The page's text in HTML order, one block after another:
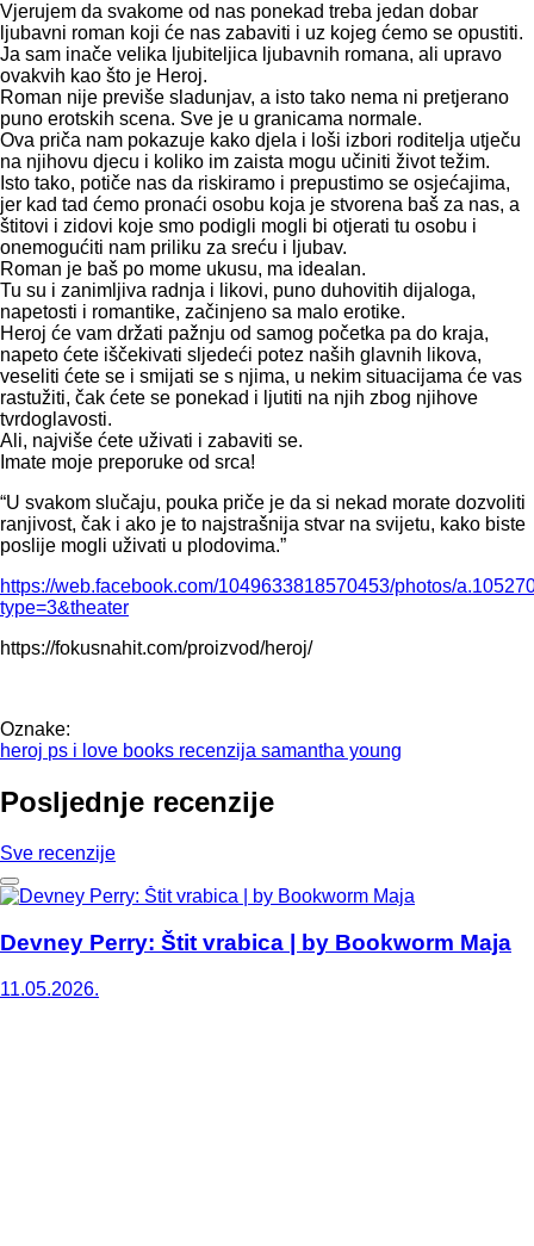
Vjerujem da svakome od nas ponekad treba jedan dobar
ljubavni roman koji će nas zabaviti i uz kojeg ćemo se opustiti.
Ja sam inače velika ljubiteljica ljubavnih romana, ali upravo
ovakvih kao što je Heroj.
Roman nije previše sladunjav, a isto tako nema ni pretjerano
puno erotskih scena. Sve je u granicama normale.
Ova priča nam pokazuje kako djela i loši izbori roditelja utječu
na njihovu djecu i koliko im zaista mogu učiniti život težim.
Isto tako, potiče nas da riskiramo i prepustimo se osjećajima,
jer kad tad ćemo pronaći osobu koja je stvorena baš za nas, a
štitovi i zidovi koje smo podigli mogli bi otjerati tu osobu i
onemogućiti nam priliku za sreću i ljubav.
Roman je baš po mome ukusu, ma idealan.
Tu su i zanimljiva radnja i likovi, puno duhovitih dijaloga,
napetosti i romantike, začinjeno sa malo erotike.
Heroj će vam držati pažnju od samog početka pa do kraja,
napeto ćete iščekivati sljedeći potez naših glavnih likova,
veseliti ćete se i smijati se s njima, u nekim situacijama će vas
rastužiti, čak ćete se ponekad i ljutiti na njih zbog njihove
tvrdoglavosti.
Ali, najviše ćete uživati i zabaviti se.
Imate moje preporuke od srca!
“U svakom slučaju, pouka priče je da si nekad morate dozvoliti
ranjivost, čak i ako je to najstrašnija stvar na svijetu, kako biste
poslije mogli uživati u plodovima.”
https://web.facebook.com/1049633818570453/photos/
type=3&theater
https://fokusnahit.com/proizvod/heroj/
Oznake:
heroj ps i love books recenzija samantha young
Posljednje recenzije
Sve recenzije
Devney Perry: Štit vrabica | by Bookworm Maja
11.05.2026.